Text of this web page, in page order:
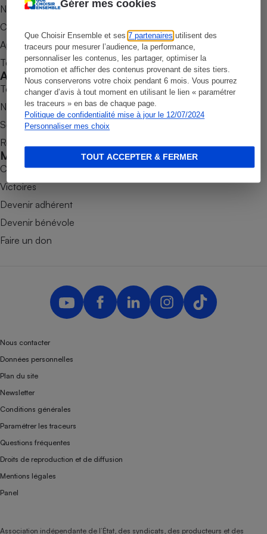
Gérer mes cookies
Que Choisir Ensemble et ses7 partenaires utilisent des
traceurs pour mesurer l’audience, la performance,
personnaliser les contenus, les partager, optimiser la
promotion et afficher des contenus provenant de sites tiers.
Nous conserverons votre choix pendant 6 mois. Vous pourrez
changer d’avis à tout moment en utilisant le lien « paramétrer
les traceurs » en bas de chaque page.
Politique de confidentialité mise à jour le 12/07/2024
Personnaliser mes choix
TOUT ACCEPTER & FERMER
alimentaire
Assurance emprunteur
Plaque de cuisson à
induction
Téléviseur
Smartphone
Matelas
Mutuelle
Antimoustique
Nos newsletters
Commander une parution
Appli Quel Produit
Tous nos tests de produits
Accompagner
Tous nos comparateurs
Nos services
Soumettre un litige
Rencontrer une association locale
Mobiliser
Combats
Victoires
Devenir adhérent
Devenir bénévole
Faire un don
Nous contacter
Données personnelles
Plan du site
Newsletter
Conditions générales
Paramétrer les traceurs
Questions fréquentes
Droits de reproduction et de diffusion
Mentions légales
Panel
Association indépendante de l’État, des syndicats, des producteurs et des